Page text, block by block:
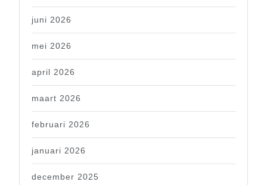
juni 2026
mei 2026
april 2026
maart 2026
februari 2026
januari 2026
december 2025